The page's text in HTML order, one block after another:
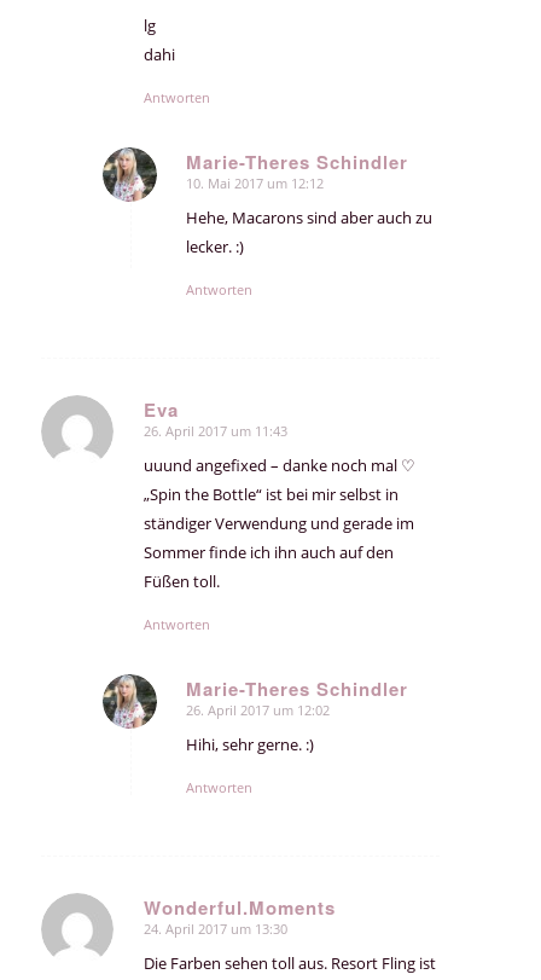
lg
dahi
Antworten
Marie-Theres Schindler
sagte:
10. Mai 2017 um 12:12
Hehe, Macarons sind aber auch zu
lecker. :)
Antworten
Eva
sagte:
26. April 2017 um 11:43
uuund angefixed – danke noch mal ♡
„Spin the Bottle“ ist bei mir selbst in
ständiger Verwendung und gerade im
Sommer finde ich ihn auch auf den
Füßen toll.
Antworten
Marie-Theres Schindler
sagte:
26. April 2017 um 12:02
Hihi, sehr gerne. :)
Antworten
Wonderful.Moments
sagte:
24. April 2017 um 13:30
Die Farben sehen toll aus. Resort Fling ist